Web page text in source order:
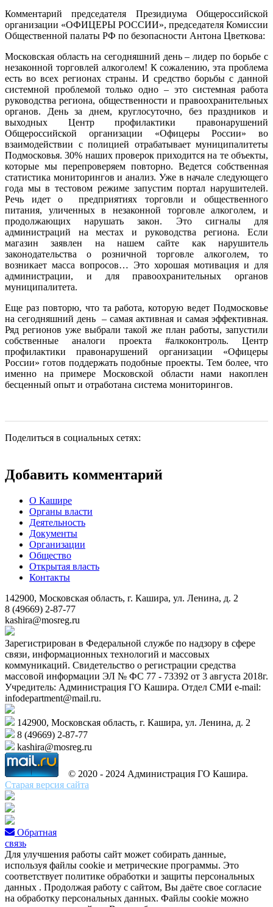
Комментарий председателя Президиума Общероссийской
организации «ОФИЦЕРЫ РОССИИ», председателя Комиссии
Общественной палаты РФ по безопасности Антона Цветкова:
Московская область на сегодняшний день – лидер по борьбе с
незаконной торговлей алкоголем! К сожалению, эта проблема
есть во всех регионах страны. И средство борьбы с данной
системной проблемой только одно – это системная работа
руководства региона, общественности и правоохранительных
органов. День за днем, круглосуточно, без праздников и
выходных Центр профилактики правонарушений
Общероссийской организации «Офицеры России» во
взаимодействии с полицией отрабатывает муниципалитеты
Подмосковья. 30% наших проверок приходится на те объекты,
которые мы перепроверяем повторно. Ведется собственная
статистика мониторингов и анализ. Уже в начале следующего
года мы в тестовом режиме запустим портал нарушителей.
Речь идет о предприятиях торговли и общественного
питания, уличенных в незаконной торговле алкоголем, и
продолжающих нарушать закон. Это сигналы для
администраций на местах и руководства региона. Если
магазин заявлен на нашем сайте как нарушитель
законодательства о розничной торговле алкоголем, то
возникает масса вопросов… Это хорошая мотивация и для
администрации, и для правоохранительных органов
муниципалитета.
Еще раз повторю, что та работа, которую ведет Подмосковье
на сегодняшний день – самая активная и самая эффективная.
Ряд регионов уже выбрали такой же план работы, запустили
собственные аналоги проекта #алкоконтроль. Центр
профилактики правонарушений организации «Офицеры
России» готов поддержать подобные проекты. Тем более, что
именно на примере Московской области нами накоплен
бесценный опыт и отработана система мониторингов.
Поделиться в социальных сетях:
Добавить комментарий
О Кашире
Органы власти
Деятельность
Документы
Организации
Общество
Открытая власть
Контакты
142900, Московская область, г. Кашира, ул. Ленина, д. 2
8 (49669) 2-87-77
kashira@mosreg.ru
Зарегистрирован в Федеральной службе по надзору в сфере
связи, информационных технологий и массовых
коммуникаций. Свидетельство о регистрации средства
массовой информации ЭЛ № ФС 77 - 73392 от 3 августа 2018г.
Учредитель: Администрация ГО Кашира. Отдел СМИ e-mail:
infodepartment@mail.ru.
142900, Московская область, г. Кашира, ул. Ленина, д. 2
8 (49669) 2-87-77
kashira@mosreg.ru
© 2020 - 2024 Администрация ГО Кашира.
Старая версия сайта
Обратная
связь
Для улучшения работы сайт может собирать данные,
используя файлы cookie и метрические программы. Это
соответствует политике обработки и защиты персональных
данных . Продолжая работу с сайтом, Вы даёте свое согласие
на обработку персональных данных. Файлы cookie можно